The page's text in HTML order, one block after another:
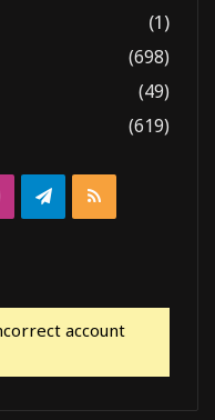
(1)
(698)
(49)
(619)
Telegram
RSS
account